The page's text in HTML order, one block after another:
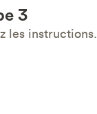
3
les instructions.